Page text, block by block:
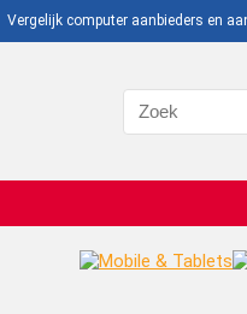
Vergelijk computer aanbieders en